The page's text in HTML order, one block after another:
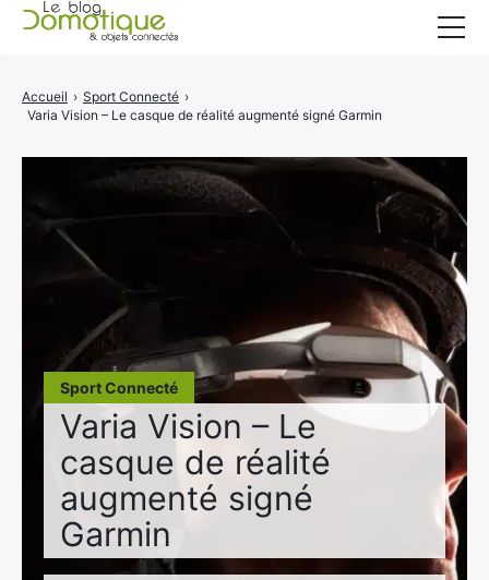
Sport Connecté
Varia Vision – Le
casque de réalité
augmenté signé
Garmin
Accueil › Sport Connecté ›
Varia Vision – Le casque de réalité augmenté signé Garmin
Catégories
CONTACT